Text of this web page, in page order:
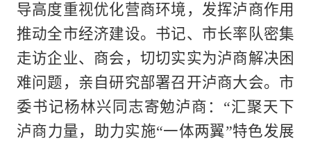
导高度重视优化营商环境，发挥泸商作用
推动全市经济建设。书记、市长率队密集
走访企业、商会，切切实实为泸商解决困
难问题，亲自研究部署召开泸商大会。市
委书记杨林兴同志寄勉泸商：“汇聚天下
泸商力量，助力实施“一体两翼”特色发展